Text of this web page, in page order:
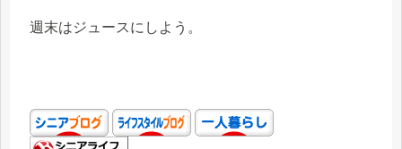
週末はジュースにしよう。